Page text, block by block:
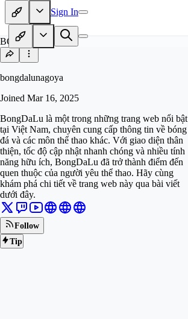
Sign In
BO
bongdalunagoya
Joined Mar 16, 2025
BongDaLu là một trong những trang web nổi bật
tại Việt Nam, chuyên cung cấp thông tin về bóng
đá và các môn thể thao khác. Với giao diện thân
thiện, tốc độ cập nhật nhanh chóng và nhiều tính
năng hữu ích, BongDaLu đã trở thành điểm đến
quen thuộc của người yêu thể thao. Hãy cùng
khám phá chi tiết về trang web này qua bài viết
dưới đây.
Follow
Tip